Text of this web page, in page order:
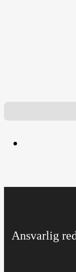
Ansvarlig